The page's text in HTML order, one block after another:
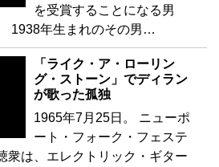
を受賞することになる男
1938年生まれのその男…
「ライク・ア・ローリン
グ・ストーン」でディラン
が歌った孤独
1965年7月25日。 ニューポ
ート・フォーク・フェステ
衆は、エレクトリック・ギター